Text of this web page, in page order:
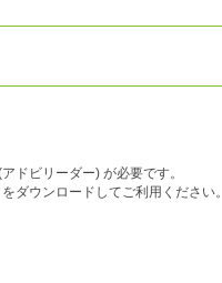
ドビリーダー) が必要です。
ダウンロードしてご利用ください。